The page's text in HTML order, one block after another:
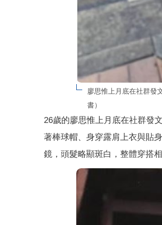
廖思惟上月底在社群發
書）
26歲的廖思惟上月底在社群發
著棒球帽、身穿露肩上衣與貼
鏡，頭髮略顯斑白，整體穿搭